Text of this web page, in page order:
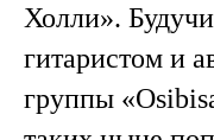
Холли».
гитаристом и
группы